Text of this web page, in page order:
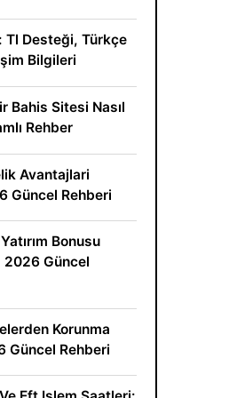
Tl Desteği, Türkçe
Bilgileri
Bahis Sitesi Nasıl
Rehber
Avantajlari
Güncel Rehberi
Bonusu
2026 Güncel
Korunma
Güncel Rehberi